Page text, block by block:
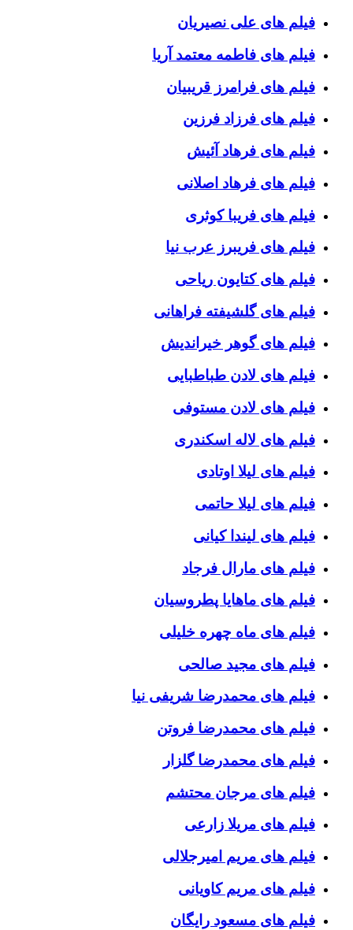
فیلم های علی نصیریان
فیلم های فاطمه معتمد آریا
فیلم های فرامرز قریبیان
فیلم های فرزاد فرزین
فیلم های فرهاد آئیش
فیلم های فرهاد اصلانی
فیلم های فریبا کوثری
فیلم های فریبرز عرب نیا
فیلم های کتایون ریاحی
فیلم های گلشیفته فراهانی
فیلم های گوهر خیراندیش
فیلم های لادن طباطبایی
فیلم های لادن مستوفی
فیلم های لاله اسکندری
فیلم های لیلا اوتادی
فیلم های لیلا حاتمی
فیلم های لیندا کیانی
فیلم های مارال فرجاد
فیلم های ماهایا پطروسیان
فیلم های ماه چهره خلیلی
فیلم های مجید صالحی
فیلم های محمدرضا شریفی نیا
فیلم های محمدرضا فروتن
فیلم های محمدرضا گلزار
فیلم های مرجان محتشم
فیلم های مریلا زارعی
فیلم های مریم امیرجلالی
فیلم های مریم کاویانی
فیلم های مسعود رایگان